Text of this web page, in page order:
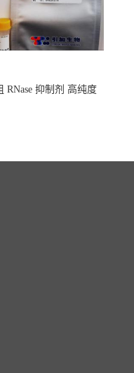
RNase 抑制剂 高纯度